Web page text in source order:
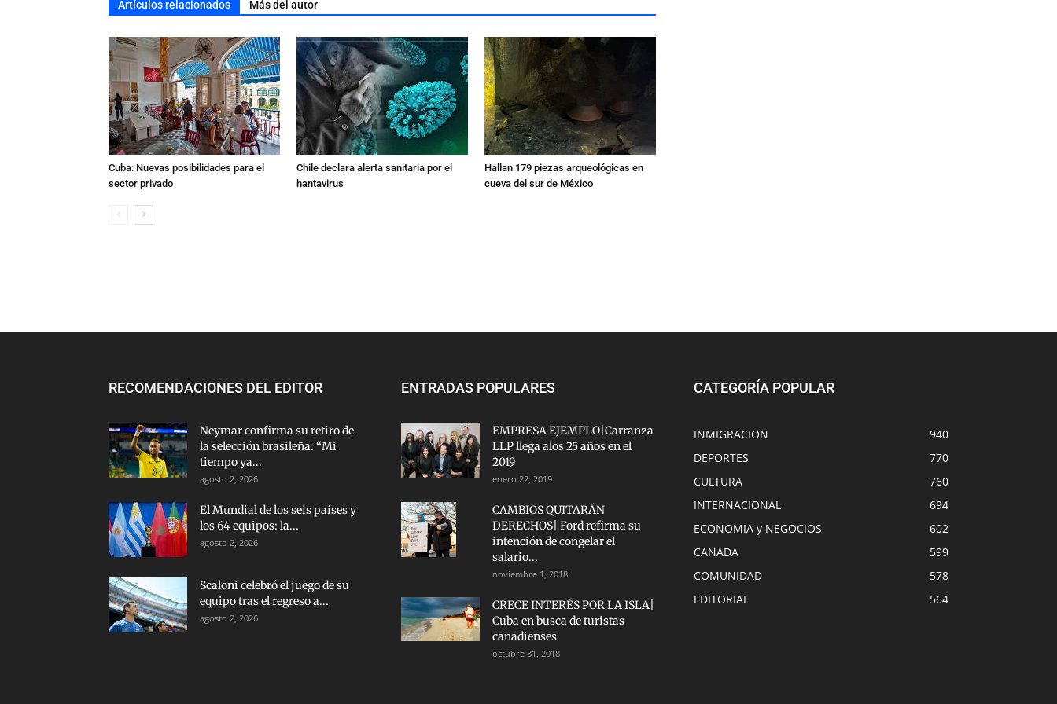
Artículos relacionados Más del autor
Cuba: Nuevas posibilidades para el
sector privado
Chile declara alerta sanitaria por el
hantavirus
Hallan 179 piezas arqueológicas en
cueva del sur de México
RECOMENDACIONES DEL EDITOR
Neymar confirma su retiro de
la selección brasileña: “Mi
tiempo ya...
agosto 2, 2026
El Mundial de los seis países y
los 64 equipos: la...
agosto 2, 2026
Scaloni celebró el juego de su
equipo tras el regreso a...
agosto 2, 2026
ENTRADAS POPULARES
EMPRESA EJEMPLO|Carranza
LLP llega alos 25 años en el
2019
enero 22, 2019
CAMBIOS QUITARÁN
DERECHOS| Ford refirma su
intención de congelar el
salario...
noviembre 1, 2018
CRECE INTERÉS POR LA ISLA|
Cuba en busca de turistas
canadienses
octubre 31, 2018
CATEGORÍA POPULAR
INMIGRACION
940
DEPORTES
770
CULTURA
760
INTERNACIONAL
694
ECONOMIA y NEGOCIOS
602
CANADA
599
COMUNIDAD
578
EDITORIAL
564